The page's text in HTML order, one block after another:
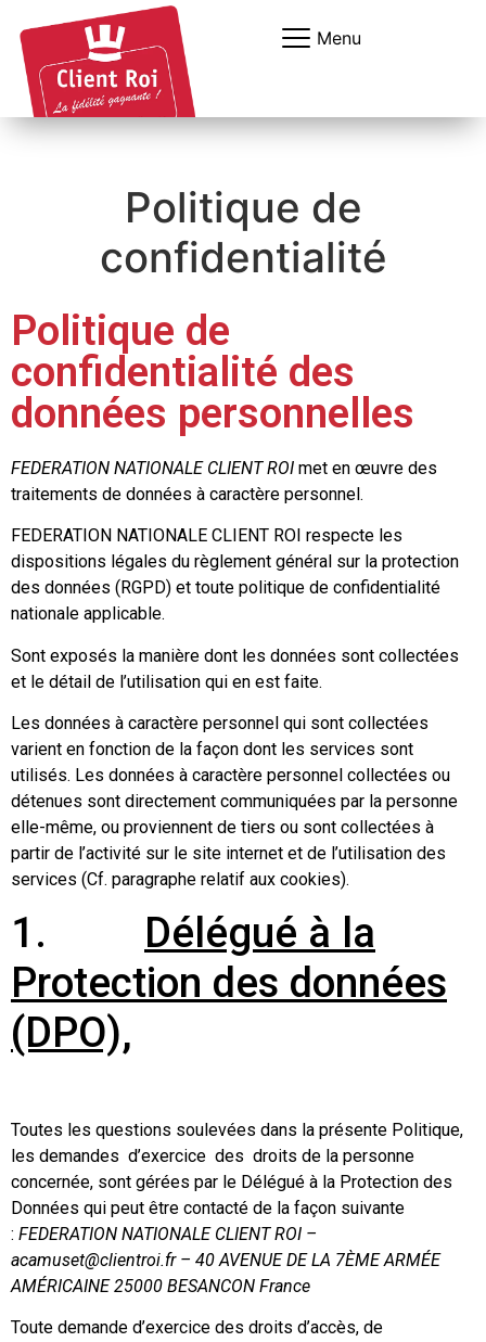
Menu
Politique de
confidentialité
Politique de
confidentialité des
données personnelles
FEDERATION NATIONALE CLIENT ROI met en œuvre des
traitements de données à caractère personnel.
FEDERATION NATIONALE CLIENT ROI respecte les
dispositions légales du règlement général sur la protection
des données (RGPD) et toute politique de confidentialité
nationale applicable.
Sont exposés la manière dont les données sont collectées
et le détail de l’utilisation qui en est faite.
Les données à caractère personnel qui sont collectées
varient en fonction de la façon dont les services sont
utilisés. Les données à caractère personnel collectées ou
détenues sont directement communiquées par la personne
elle-même, ou proviennent de tiers ou sont collectées à
partir de l’activité sur le site internet et de l’utilisation des
services (Cf. paragraphe relatif aux cookies).
1. Délégué à la
Protection des données
(DPO),
Toutes les questions soulevées dans la présente Politique,
les demandes d’exercice des droits de la personne
concernée, sont gérées par le Délégué à la Protection des
Données qui peut être contacté de la façon suivante
: FEDERATION NATIONALE CLIENT ROI –
acamuset@clientroi.fr – 40 AVENUE DE LA 7ÈME ARMÉE
AMÉRICAINE 25000 BESANCON France
Toute demande d’exercice des droits d’accès, de
Panneau de gestion des cookies